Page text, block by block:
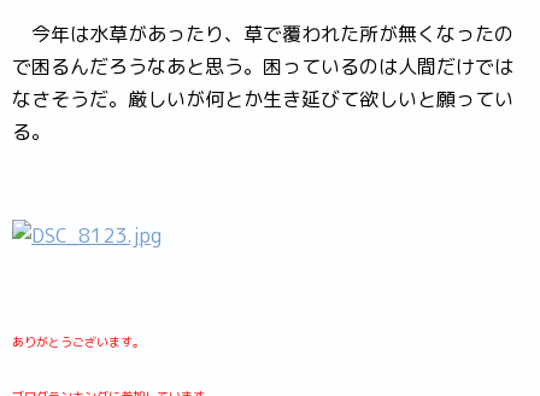
今年は水草があったり、草で覆われた所が無くなったの
で困るんだろうなあと思う。困っているのは人間だけでは
なさそうだ。厳しいが何とか生き延びて欲しいと願ってい
る。
ありがとうございます。